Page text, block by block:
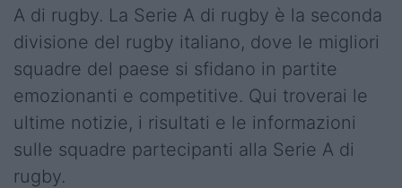
A di rugby. La Serie A di rugby è la seconda
divisione del rugby italiano, dove le migliori
squadre del paese si sfidano in partite
emozionanti e competitive. Qui troverai le
ultime notizie, i risultati e le informazioni
sulle squadre partecipanti alla Serie A di
rugby.